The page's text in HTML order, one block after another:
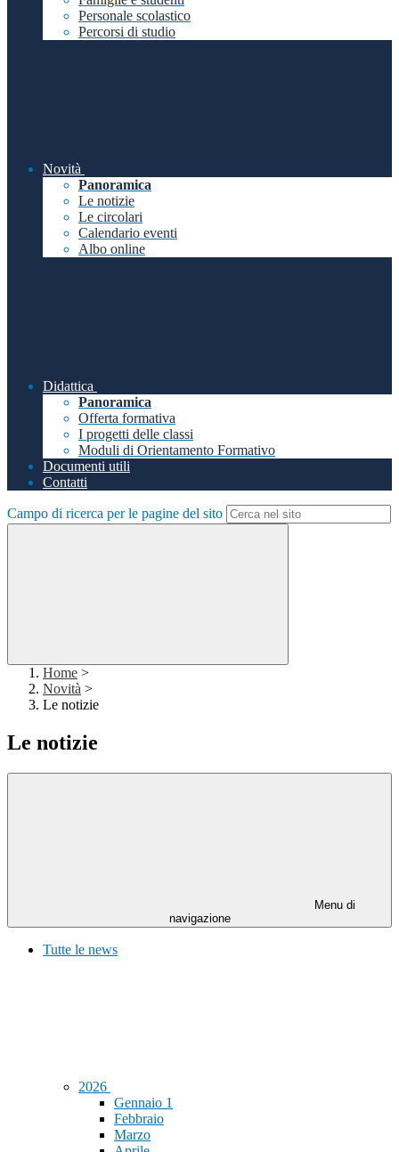
Personale scolastico
Percorsi di studio
Novità
Panoramica
Le notizie
Le circolari
Calendario eventi
Albo online
Didattica
Panoramica
Offerta formativa
I progetti delle classi
Moduli di Orientamento Formativo
Documenti utili
Contatti
Campo di ricerca per le pagine del sito
Home >
Novità >
Le notizie
Le notizie
Menu di
navigazione
Tutte le news
2026
Gennaio 1
Febbraio
Marzo